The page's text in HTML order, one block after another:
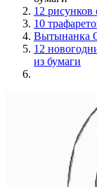
12 рисунков
10
Вытынанка
12
из бумаги